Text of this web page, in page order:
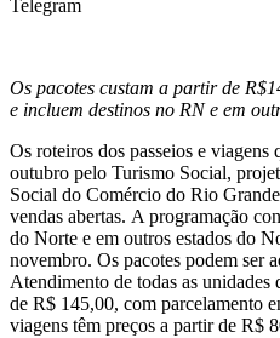
Telegram
Os pacotes custam a partir de
e incluem destinos no RN e em
Os roteiros dos passeios e viagens
outubro pelo Turismo Social,
Social do Comércio do Rio
vendas abertas. A programação
do Norte e em outros estados do
novembro. Os pacotes podem ser
Atendimento de todas as
de R$ 145,00, com parcelamento
viagens têm preços a partir de R$